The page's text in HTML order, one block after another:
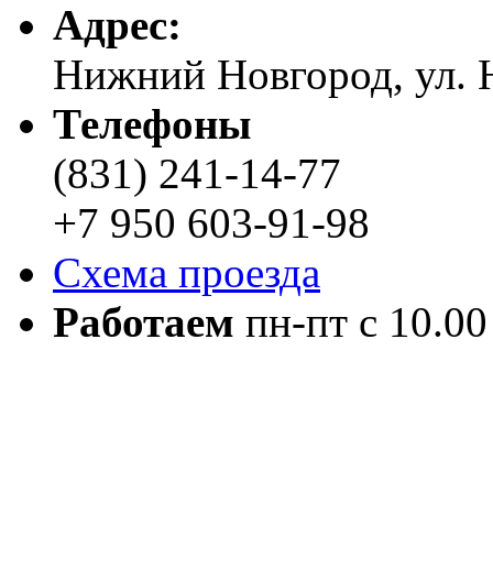
Адреc:
Нижний Новгород, ул.
Телефоны
(831) 241-14-77
+7 950 603-91-98
Схема проезда
Работаем пн-пт с